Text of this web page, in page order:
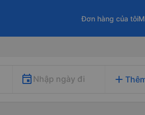
Đơn hàng của tôi
Nhập ngày đi add